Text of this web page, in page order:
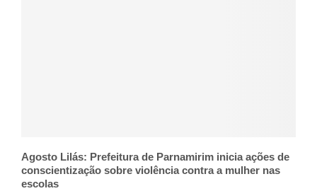
Agosto Lilás: Prefeitura de Parnamirim inicia ações de
conscientização sobre violência contra a mulher nas
escolas